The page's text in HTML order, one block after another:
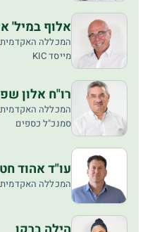
אלוף במיל'
המכללה
מייסד KIC
רו"ח אלון
המכללה
סמנכ"ל כספים
עו"ד אהוד
המכללה